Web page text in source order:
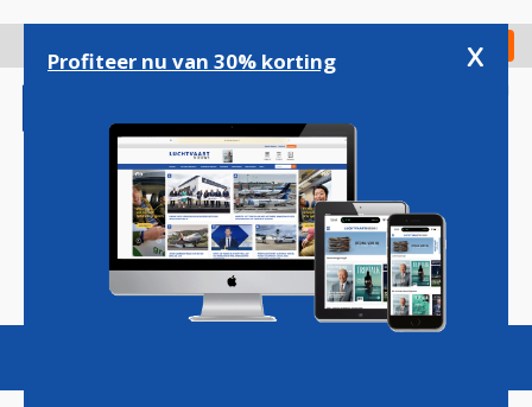
gaan
Check in
Magazine Podcasts Vacatures
Profiteer nu van 30% korting x